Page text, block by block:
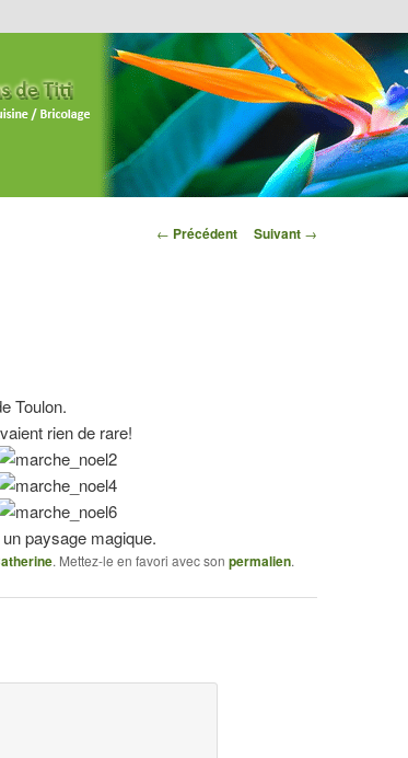
Navigation des
← Précédent Suivant →
Toulon.
rien de rare!
paysage magique.
. Mettez-le en favori avec son permalien.